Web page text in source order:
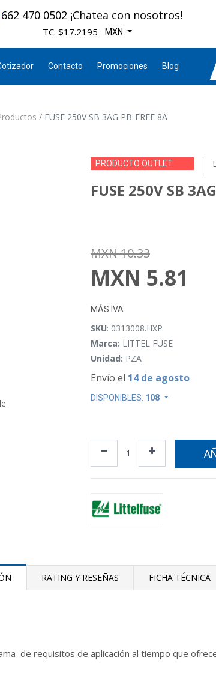
662 470 0502 ¡Chatea con nosotros!
TC: $17.2195 MXN
Contacto Promociones Blog
FUSE 250V SB 3AG PB-FREE 8A
PRODUCTO OUTLET
FUSE 250V SB
MXN10.33
MXN 5.81
MÁS IVA
SKU: 0313008.HXP
Marca: LITTEL FUSE
Unidad: PZA
Envío el 14 de agosto
DISPONIBLES: 108
RATING Y RESEÑAS FICHA TÉCNICA
de requisitos de aplicación al tiempo que